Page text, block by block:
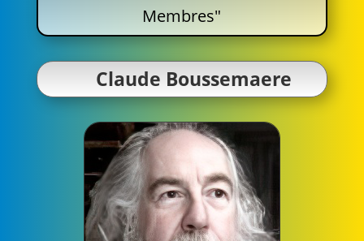
Membres"
Claude Boussemaere